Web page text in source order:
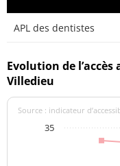
APL des dentistes
Evolution de
Villedieu
Source : indicateur
35